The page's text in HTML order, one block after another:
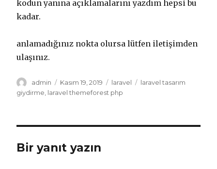
kodun yanına açıklamalarını yazdım hepsi bu
kadar.
anlamadığınız nokta olursa lütfen iletişimden
ulaşınız.
Yazar
admin
Yayın
tarihi
Kasım 19, 2019 Kategoriler
laravel Etiketler
laravel tasarım
giydirme laravel themeforest php
Bir yanıt yazın